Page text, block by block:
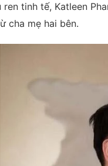
ren tinh tế, Katleen
cha mẹ hai bên.